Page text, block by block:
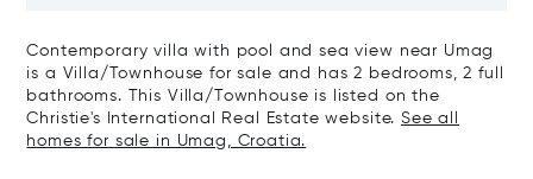
Contemporary villa with pool and sea view near Umag
is a Villa/Townhouse for sale and has 2 bedrooms, 2 full
bathrooms. This Villa/Townhouse is listed on the
Christie's International Real Estate website.See all
homes for sale in Umag, Croatia.